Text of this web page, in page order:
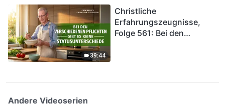
39:44
Christliche
Erfahrungszeugnisse,
Folge 561: Bei den
Andere Videoserien